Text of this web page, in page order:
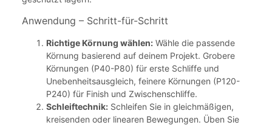
Anwendung – Schritt-für-Schritt
Richtige Körnung wählen: Wähle die passende
Körnung basierend auf deinem Projekt. Grobere
Körnungen (P40-P80) für erste Schliffe und
Unebenheitsausgleich, feinere Körnungen (P120-
P240) für Finish und Zwischenschliffe.
Schleiftechnik: Schleifen Sie in gleichmäßigen,
kreisenden oder linearen Bewegungen. Üben Sie